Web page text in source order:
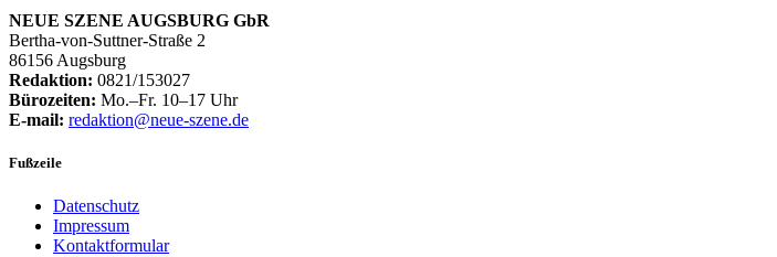
NEUE SZENE AUGSBURG GbR
Bertha-von-Suttner-Straße 2
86156 Augsburg
Redaktion: 0821/153027
Bürozeiten: Mo.–Fr. 10–17 Uhr
E-mail: redaktion@neue-szene.de
Fußzeile
Datenschutz
Impressum
Kontaktformular